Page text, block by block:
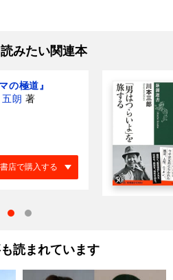
みたい関連本
の極道』
朗 著
店で購入する
読まれています